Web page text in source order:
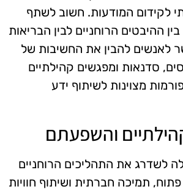
לקידום המודעות. חשוב לשתף
ההיבטים הרוחניים לבין הבריאות
לאנשים להבין את החשיבות של
סדנאות ומפגשים קהילתיים
מצוינות לשיתוף ידע
והשפעתם
לשדרג את התהליכים הרוחניים
תמיכה חברתית ושיתוף חוויות